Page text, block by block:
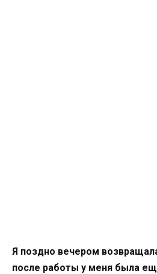
Я поздно вечером
после работы у меня была